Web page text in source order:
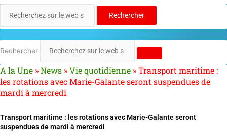
Rechercher
Rechercher
A la Une »News »Vie quotidienne »Transport maritime :
les rotations avec Marie-Galante seront suspendues de
mardi à mercredi
Transport maritime : les rotations avec Marie-Galante seront
suspendues de mardi à mercredi